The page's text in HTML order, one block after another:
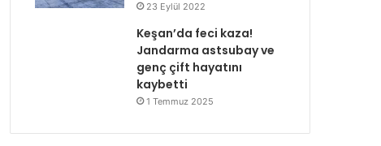
23 Eylül 2022
Keşan’da feci kaza!
Jandarma astsubay ve
genç çift hayatını
kaybetti
1 Temmuz 2025